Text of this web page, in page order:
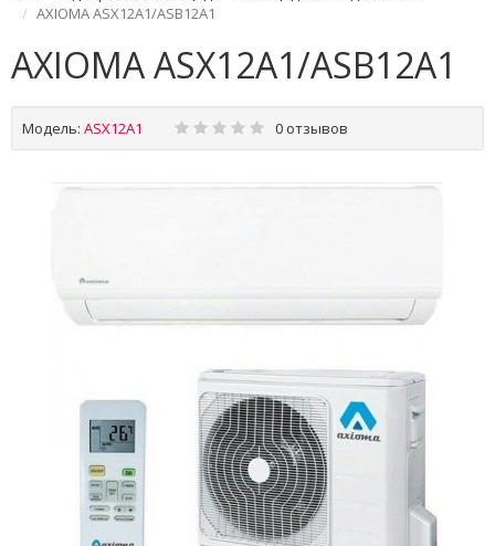
AXIOMA ASX12A1/ASB12A1
AXIOMA ASX12A1/ASB12A1
Модель: ASX12A1 0 отзывов